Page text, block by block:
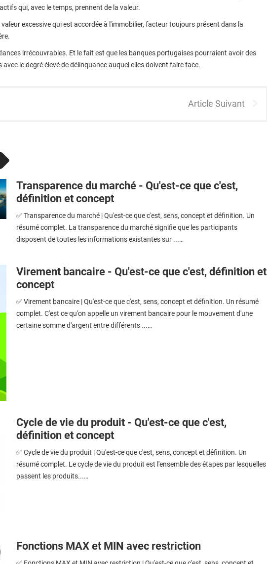
qui, avec le temps, prennent de la valeur.
excessive qui est accordée à l'immobilier, facteur toujours présent dans la
irrécouvrables. Et le fait est que les banques portugaises pourraient avoir des
le degré élevé de délinquance auquel elles doivent faire face.
Article Suivant
Transparence du marché - Qu'est-ce que c'est,
définition et concept
✅ Transparence du marché | Qu'est-ce que c'est, sens, concept et définition. Un
résumé complet. La transparence du marché signifie que les participants
disposent de toutes les informations existantes sur ...…
Virement bancaire - Qu'est-ce que c'est, définition et
concept
✅ Virement bancaire | Qu'est-ce que c'est, sens, concept et définition. Un résumé
complet. C'est ce qu'on appelle un virement bancaire pour le mouvement d'une
certaine somme d'argent entre différents ...…
Cycle de vie du produit - Qu'est-ce que c'est,
définition et concept
✅ Cycle de vie du produit | Qu'est-ce que c'est, sens, concept et définition. Un
résumé complet. Le cycle de vie du produit est l'ensemble des étapes par lesquelles
passent les produits...…
Fonctions MAX et MIN avec restriction